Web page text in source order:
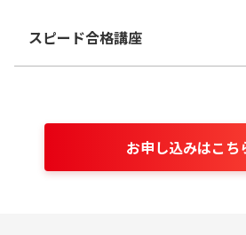
スピード合格講座
お申し込みはこち